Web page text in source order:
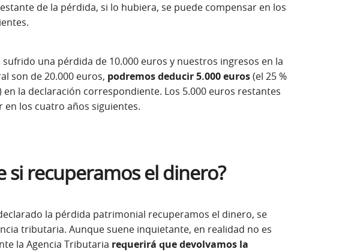
de la pérdida, si lo hubiera, se puede compensar en los
una pérdida de 10.000 euros y nuestros ingresos en la
son de 20.000 euros, podremos deducir 5.000 euros(el 25 %
la declaración correspondiente. Los 5.000 euros restantes
en los cuatro años siguientes.
si recuperamos el dinero?
la pérdida patrimonial recuperamos el dinero, se
tributaria. Aunque suene inquietante, en realidad no es
la Agencia Tributaria requerirá que devolvamos la